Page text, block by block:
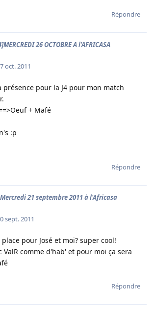
Répondre
26 OCTOBRE A l'AFRICASA
oct. 2011
présence pour la J4 pour mon match
+ Mafé
:p
Répondre
21 septembre 2011 à l'Africasa
sept. 2011
pour José et moi? super cool!
ValR comme d'hab' et pour moi ça sera
Répondre